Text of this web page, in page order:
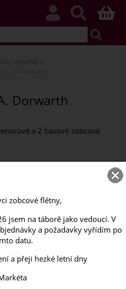
materiál
Dorwarth
a 2 basové zobcové
zobcové flétny,
jsem na táborě jako vedoucí. V
a požadavky vyřídím po
datu.
a přeji hezké letní dny